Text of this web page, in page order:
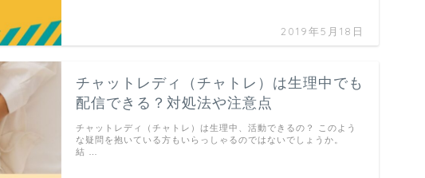
2019年5月18日
チャットレディ（チャトレ）は生理中でも
配信できる？対処法や注意点
チャットレディ（チャトレ）は生理中、活動できるの？ このよう
な疑問を抱いている方もいらっしゃるのではないでしょうか。
結 …